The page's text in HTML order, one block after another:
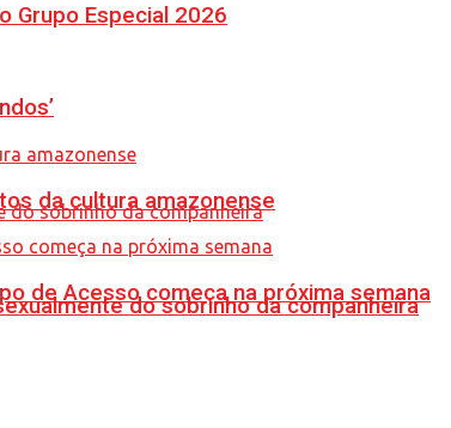
do sobrinho da companheira
Grupo Especial 2026
da cultura amazonense
de Acesso começa na próxima semana